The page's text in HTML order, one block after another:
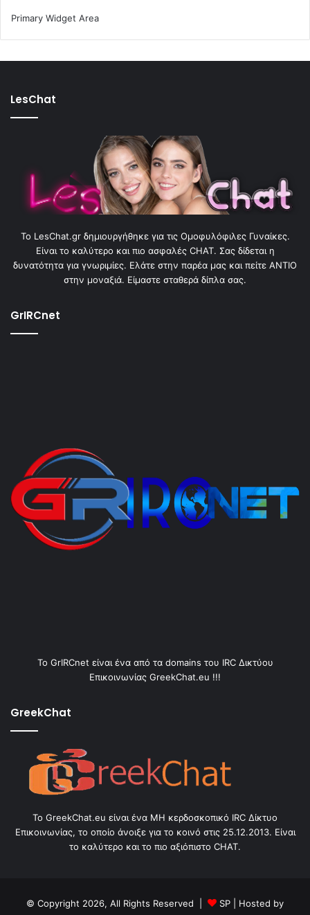
Primary Widget Area
LesChat
To LesChat.gr δημιουργήθηκε για τις Ομοφυλόφιλες Γυναίκες.
Είναι το καλύτερο και πιο ασφαλές CHAT. Σας δίδεται η
δυνατότητα για γνωριμίες. Ελάτε στην παρέα μας και πείτε ΑΝΤΙΟ
στην μοναξιά. Είμαστε σταθερά δίπλα σας.
GrIRCnet
Το GrIRCnet είναι ένα από τα domains του IRC Δικτύου
Επικοινωνίας GreekChat.eu !!!
GreekChat
Το GreekChat.eu είναι ένα ΜΗ κερδοσκοπικό IRC Δίκτυο
Επικοινωνίας, το οποίο άνοιξε για το κοινό στις 25.12.2013. Είναι
το καλύτερο και το πιο αξιόπιστο CHAT.
© Copyright 2026, All Rights Reserved | SP | Hosted by